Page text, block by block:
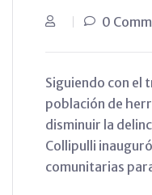
0
Siguiendo con el
población de
disminuir la
Collipulli
comunitarias